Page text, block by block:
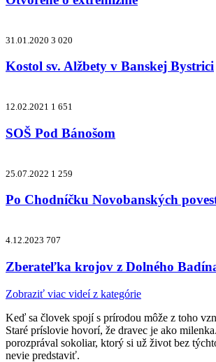
31.01.2020 3 020
Kostol sv. Alžbety v Banskej Bystrici
12.02.2021 1 651
SOŠ Pod Bánošom
25.07.2022 1 259
Po Chodníčku Novobanských
4.12.2023 707
Zberateľka krojov z Dolného
Zobraziť viac videí z kategórie
Keď sa človek spojí s prírodou môže z toho
Staré príslovie hovorí, že dravec je ako
porozprával sokoliar, ktorý si už život bez
nevie predstaviť.